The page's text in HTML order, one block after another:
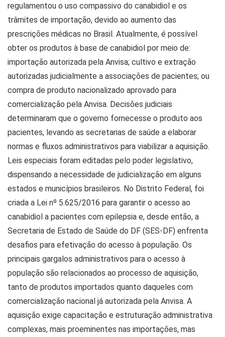
regulamentou o uso compassivo do canabidiol e os
trâmites de importação, devido ao aumento das
prescrições médicas no Brasil. Atualmente, é possível
obter os produtos à base de canabidiol por meio de:
importação autorizada pela Anvisa; cultivo e extração
autorizadas judicialmente a associações de pacientes; ou
compra de produto nacionalizado aprovado para
comercialização pela Anvisa. Decisões judiciais
determinaram que o governo fornecesse o produto aos
pacientes, levando as secretarias de saúde a elaborar
normas e fluxos administrativos para viabilizar a aquisição.
Leis especiais foram editadas pelo poder legislativo,
dispensando a necessidade de judicialização em alguns
estados e municípios brasileiros. No Distrito Federal, foi
criada a Lei nº 5.625/2016 para garantir o acesso ao
canabidiol a pacientes com epilepsia e, desde então, a
Secretaria de Estado de Saúde do DF (SES-DF) enfrenta
desafios para efetivação do acesso à população. Os
principais gargalos administrativos para o acesso à
população são relacionados ao processo de aquisição,
tanto de produtos importados quanto daqueles com
comercialização nacional já autorizada pela Anvisa. A
aquisição exige capacitação e estruturação administrativa
complexas, mais proeminentes nas importações, mas